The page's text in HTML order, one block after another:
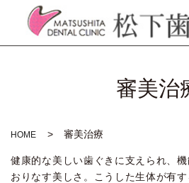
審美治
HOME 審美治療
健康的な美しい歯ぐきに支えられ、
おりなす美しさ。こうした生体が有